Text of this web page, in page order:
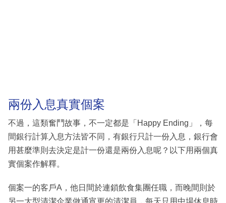
兩份入息真實個案
不過，這類奮鬥故事，不一定都是「Happy Ending」，每
間銀行計算入息方法皆不同，有銀行只計一份入息，銀行會
用甚麼準則去決定是計一份還是兩份入息呢？以下用兩個真
實個案作解釋。
個案一的客戶A，他日間於連鎖飲食集團任職，而晚間則於